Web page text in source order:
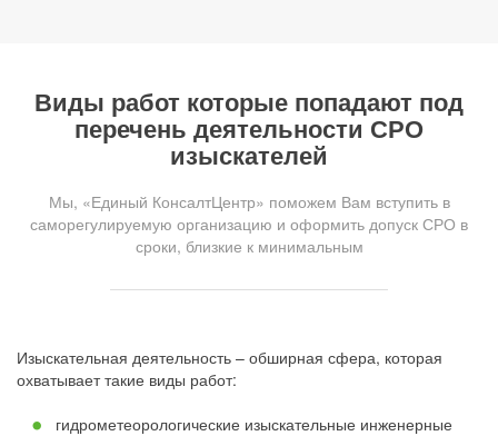
Виды работ которые попадают под
перечень деятельности СРО
изыскателей
Мы, «Единый КонсалтЦентр» поможем Вам вступить в
саморегулируемую организацию и оформить допуск СРО в
сроки, близкие к минимальным
Изыскательная деятельность – обширная сфера, которая
охватывает такие виды работ:
гидрометеорологические изыскательные инженерные